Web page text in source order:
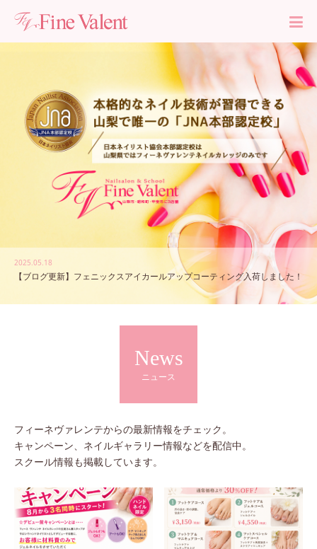
ネイルスクール生徒募集
2025.05.18
【ブログ更新】フェニックスアイカールアップコーティング入荷しました！
News
ニュース
フィーネヴァレンテからの最新情報をチェック。
キャンペーン、ネイルギャラリー情報などを配信中。
スクール情報も掲載しています。